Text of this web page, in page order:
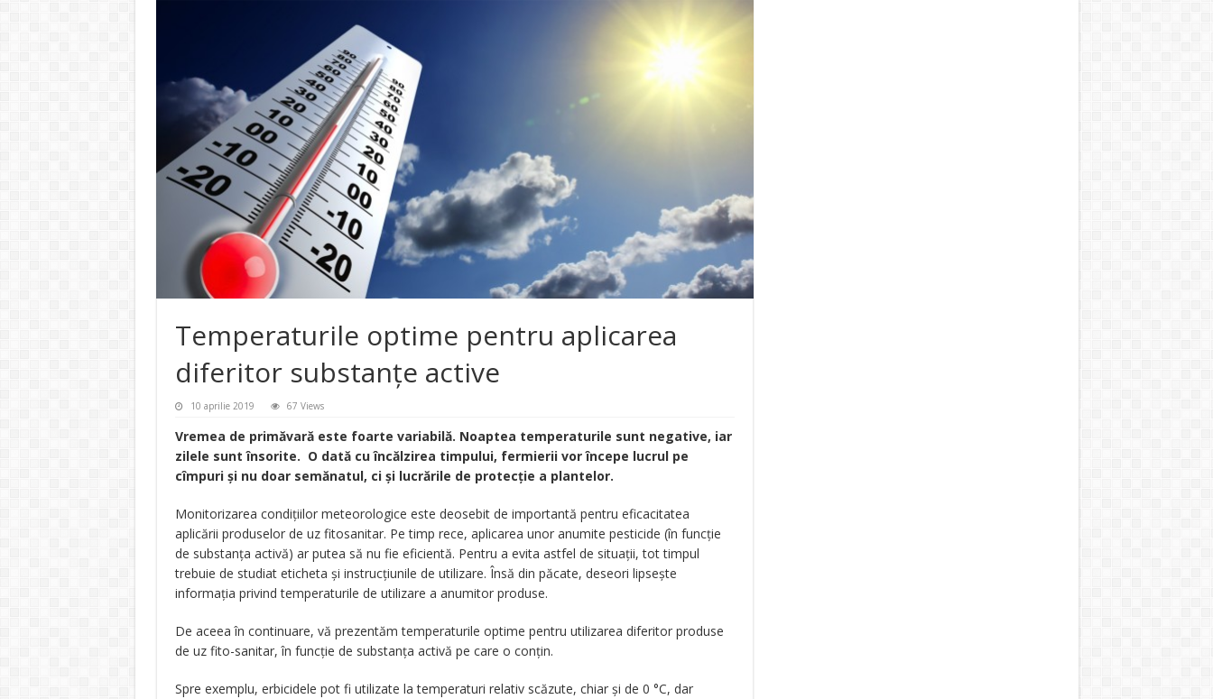
Temperaturile optime pentru aplicarea
diferitor substanțe active
10 aprilie 2019 67 Views
Vremea de primăvară este foarte variabilă. Noaptea temperaturile sunt negative, iar
zilele sunt însorite. O dată cu încălzirea timpului, fermierii vor începe lucrul pe
cîmpuri și nu doar semănatul, ci și lucrările de protecție a plantelor.
Monitorizarea condițiilor meteorologice este deosebit de importantă pentru eficacitatea
aplicării produselor de uz fitosanitar. Pe timp rece, aplicarea unor anumite pesticide (în funcție
de substanța activă) ar putea să nu fie eficientă. Pentru a evita astfel de situații, tot timpul
trebuie de studiat eticheta și instrucțiunile de utilizare. Însă din păcate, deseori lipsește
informația privind temperaturile de utilizare a anumitor produse.
De aceea în continuare, vă prezentăm temperaturile optime pentru utilizarea diferitor produse
de uz fito-sanitar, în funcție de substanța activă pe care o conțin.
Spre exemplu, erbicidele pot fi utilizate la temperaturi relativ scăzute, chiar și de 0 °C, dar